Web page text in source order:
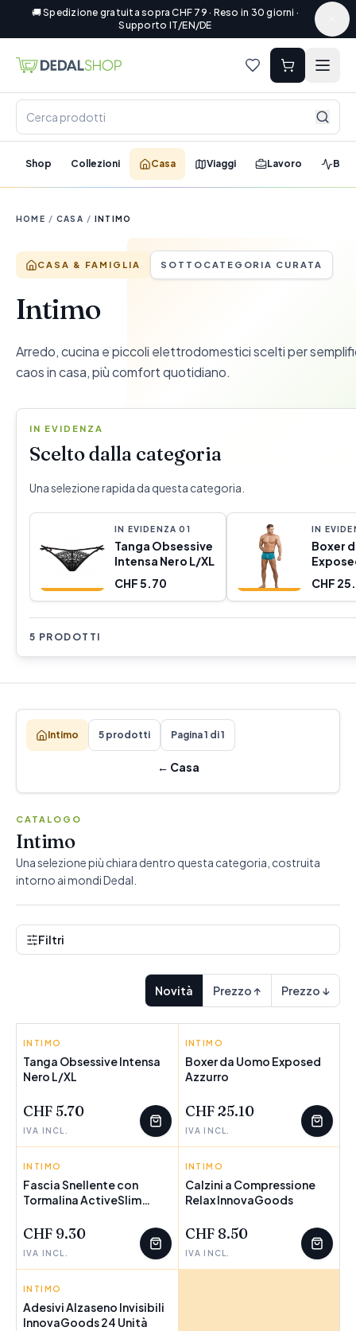
🚚 Spedizione gratuita sopra CHF 79 · Reso in 30 giorni ·
Supporto IT/EN/DE
Shop Collezioni Casa Viaggi Lavoro
HOME / CASA / INTIMO
CASA & FAMIGLIA SOTTOCATEGORIA CURATA
Intimo
Arredo, cucina e piccoli elettrodomestici scelti per
caos in casa, più comfort quotidiano.
IN EVIDENZA
Scelto dalla categoria
Una selezione rapida da questa categoria.
IN EVIDENZA 0 1
Tanga Obsessive
Intensa Nero L/XL
CHF 5.70
IN
Boxer
CHF
5 PRODOTTI
Intimo 5 prodotti Pagina 1 di 1
← Casa
CATALOGO
Intimo
Una selezione più chiara dentro questa categoria, costruita
intorno ai mondi Dedal.
Filtri
Novità Prezzo ↑ Prezzo ↓
OBSESSIVE
POCHI PEZZI
INTIMO
Tanga Obsessive Intensa
Nero L/XL
CHF 5.70
IVA INCL.
EXPOSED
POCHI PEZZI
INTIMO
Boxer da Uomo Exposed
Azzurro
CHF 25.10
IVA INCL.
INNOVAGOODS
INTIMO
Fascia Snellente con
Tormalina ActiveSlim
CHF 9.30
IVA INCL.
INNOVAGOODS
INTIMO
Calzini a Compressione
Relax InnovaGoods
CHF 8.50
IVA INCL.
INNOVAGOODS
INTIMO
Adesivi Alzaseno Invisibili
InnovaGoods 24 Unità